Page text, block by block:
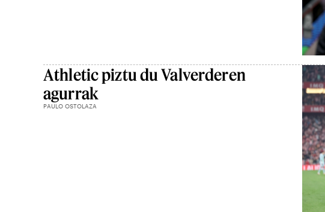
Athletic piztu du Valverderen
agurrak
PAULO OSTOLAZA